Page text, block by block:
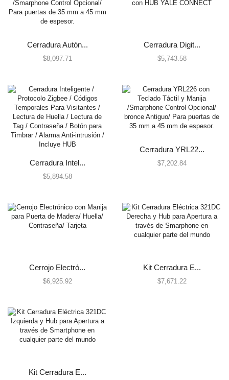
Energizadores
Contacto Magnético Cableado
Detectores / Sensores
Activos
Autónomos
Contactos Magnéticos
Fotoeléctricos y Microondas
Humo Inalámbricos
Humo VPlex
Movimiento para Exterior
Movimiento para Interior
Vibraciones
Fuentes de Poder
Transformadores
Cerradura Autón...
$8,097.71
Cerradura Digit...
$5,743.58
Cerradura Intel...
$5,894.58
Cerradura YRL22...
$7,202.84
Cerrojo Electró...
$6,925.92
Kit Cerradura E...
$7,671.22
Kit Cerradura E...